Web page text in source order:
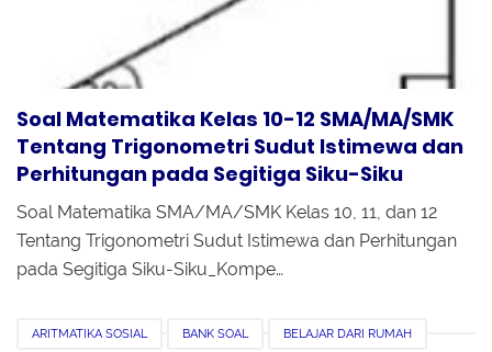
Soal Matematika Kelas 10-12 SMA/MA/SMK
Tentang Trigonometri Sudut Istimewa dan
Perhitungan pada Segitiga Siku-Siku
Soal Matematika SMA/MA/SMK Kelas 10, 11, dan 12
Tentang Trigonometri Sudut Istimewa dan Perhitungan
pada Segitiga Siku-Siku_Kompe…
ARITMATIKA SOSIAL BANK SOAL BELAJAR DARI RUMAH